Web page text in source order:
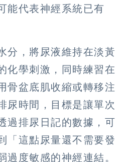
能代表神經系統已有
分，將尿液維持在淡黃
化學刺激，同時練習在
骨盆底肌收縮或轉移注
尿時間，目標是讓單次
過排尿日記的數據，可
「這點尿量還不需要發
過度敏感的神經連結。